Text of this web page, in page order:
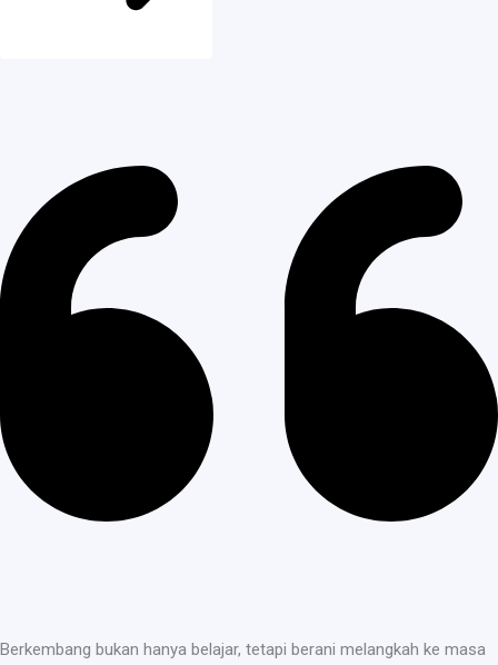
Berkembang bukan hanya belajar, tetapi berani melangkah ke masa